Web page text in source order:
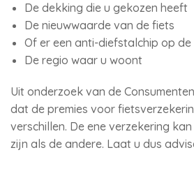
De dekking die u gekozen heeft
De nieuwwaarde van de fiets
Of er een anti-diefstalchip op de
De regio waar u woont
Uit onderzoek van de
dat de premies voor
verschillen. De ene verzekering
zijn als de andere. Laat u dus